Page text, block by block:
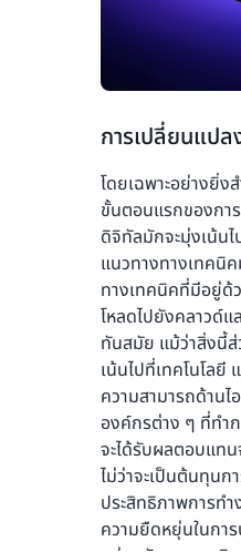
1.
การเปลี่ยนแปล
โดยเฉพาะอย่างยิ่
ขั้นตอนแรกของกา
ดิจิทัลมักจะมุ่งเน้นไ
แนวทางทางเทคนิค
ทางเทคนิคที่มีอยู่ด้
โหลดไปยังคลาวด์แ
ทันสมัย แม้ว่าสิ่งนี้
เน้นไปที่เทคโนโล
ความสามารถด้านไ
องค์กรต่าง ๆ ที่ทำ
จะได้รับผลตอบแท
ไม่ว่าจะเป็นต้นทุนก
ประสิทธิภาพการท
ความยืดหยุ่นในกา